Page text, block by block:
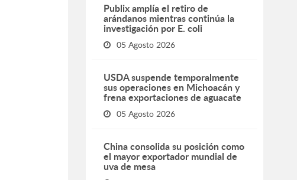
Publix amplía el retiro de
arándanos mientras continúa la
investigación por E. coli
05 Agosto 2026
USDA suspende temporalmente
sus operaciones en Michoacán y
frena exportaciones de aguacate
05 Agosto 2026
China consolida su posición como
el mayor exportador mundial de
uva de mesa